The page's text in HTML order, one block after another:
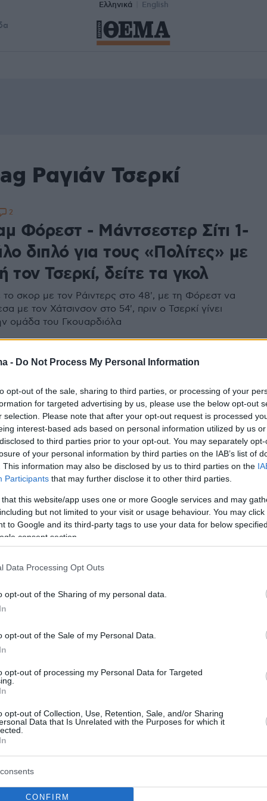
- Do Not Process My Personal Information
opt-out of the sale, sharing to third parties, or processing of your
for targeted advertising by us, please use the below opt-out
selection. Please note that after your opt-out request is processed
interest-based ads based on personal information utilized by us
to third parties prior to your opt-out. You may separately
of your personal information by third parties on the IAB’s list of
This information may also be disclosed by us to third parties on the
Participants that may further disclose it to other third parties.
that this website/app uses one or more Google services and may
but not limited to your visit or usage behaviour. You may
to Google and its third-party tags to use your data for below
consent section.
Data Processing Opt Outs
opt-out of the Sharing of my personal data.
opt-out of the Sale of my Personal Data.
opt-out of processing my Personal Data for Targeted
opt-out of Collection, Use, Retention, Sale, and/or Sharing
Data that Is Unrelated with the Purposes for which it
CONFIRM
Ελληνικά English
Ραγιάν Τσερκί
Φόρεστ - Μάντσεστερ Σίτι 1-
διπλό για τους «Πολίτες» με
τον Τσερκί, δείτε τα γκολ
το σκορ με τον Ράιντερς στο 48', με τη Φόρεστ να
με τον Χάτσινσον στο 54', πριν ο Τσερκί γίνει
ομάδα του Γκουαρδιόλα
2
άφωνο το ball boy στο
Σίτι- Γιουβέντους
ενέργεια του Ραγιάν Τσέρκι στον εξτρέμ της
Φίλιπ Κόστιτς, άφησε ένα ball boy εντυπωσιασμένο,
να γίνεται viral στα μέσα κοινωνικής δικτύωσης
Σίτι και με... τη βούλα
μέχρι το 2030
μέσος υπέγραψε πενταετές συμβόλαιο, το
1
με τη Λυών ο ταλαντούχος
αυτή τη στιγμή το μεγαλύτερο ταλέντο στην ομάδα
αντιπάλου του Ολυμπιακού